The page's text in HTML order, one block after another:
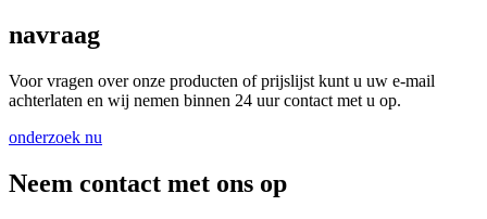
navraag
Voor vragen over onze producten of prijslijst kunt u uw e-mail
achterlaten en wij nemen binnen 24 uur contact met u op.
onderzoek nu
Neem contact met ons op